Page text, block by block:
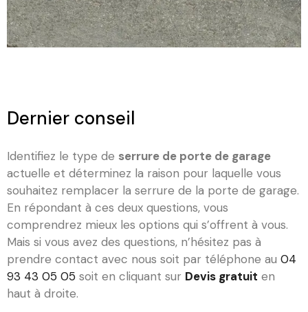
Dernier conseil
Identifiez le type de serrure de porte de garage
actuelle et déterminez la raison pour laquelle vous
souhaitez remplacer la serrure de la porte de garage.
En répondant à ces deux questions, vous
comprendrez mieux les options qui s’offrent à vous.
Mais si vous avez des questions, n’hésitez pas à
prendre contact avec nous soit par téléphone au 04
93 43 05 05 soit en cliquant sur Devis gratuit en
haut à droite.